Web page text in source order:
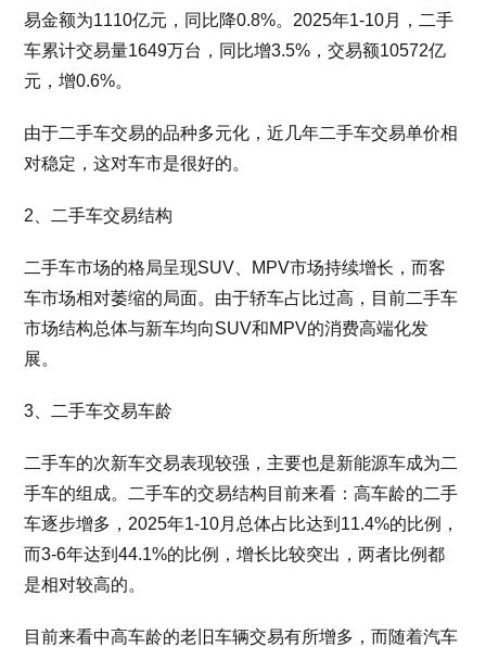
易金额为1110亿元，同比降0.8%。2025年1-10月，二手
车累计交易量1649万台，同比增3.5%，交易额10572亿
元，增0.6%。
由于二手车交易的品种多元化，近几年二手车交易单价相
对稳定，这对车市是很好的。
2、二手车交易结构
二手车市场的格局呈现SUV、MPV市场持续增长，而客
车市场相对萎缩的局面。由于轿车占比过高，目前二手车
市场结构总体与新车均向SUV和MPV的消费高端化发
展。
3、二手车交易车龄
二手车的次新车交易表现较强，主要也是新能源车成为二
手车的组成。二手车的交易结构目前来看：高车龄的二手
车逐步增多，2025年1-10月总体占比达到11.4%的比例，
而3-6年达到44.1%的比例，增长比较突出，两者比例都
是相对较高的。
目前来看中高车龄的老旧车辆交易有所增多，而随着汽车